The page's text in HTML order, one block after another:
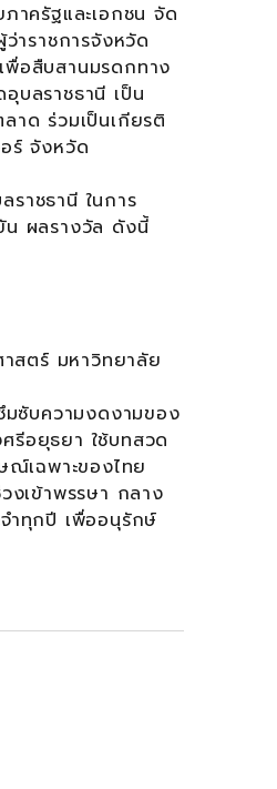
าครัฐและเอกชน จัด
าราชการจังหวัด
พื่อสืบสานมรดกทาง
บลราชธานี เป็น
าด ร่วมเป็นเกียรติ
ร์ จังหวัด
ราชธานี ในการ
น ผลรางวัล ดังนี้
าสตร์ มหาวิทยาลัย
มซับความงดงามของ
รีอยุธยา ใช้บทสวด
ณ์เฉพาะของไทย
งเข้าพรรษา กลาง
ำทุกปี เพื่ออนุรักษ์